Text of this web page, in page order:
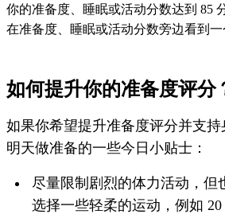
你的准备度、睡眠或活动分数达到 85
在准备度、睡眠或活动分数旁边看到
如何提升你的准备度评分
如果你希望提升准备度评分并支
明天做准备的一些今日小贴士：
尽量限制剧烈的体力活动，但
选择一些轻柔的运动，例如